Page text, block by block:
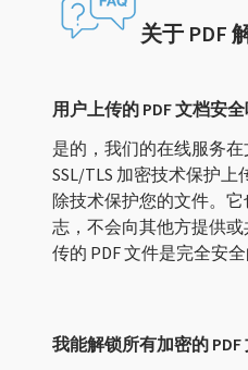
关于 PDF
用户上传的 PDF 文档安全
是的，我们的在线服务
SSL/TLS 加密技术保护
除技术保护您的文件。
志，不会向其他方提供
传的 PDF 文件是完全安全
我能解锁所有加密的 PDF